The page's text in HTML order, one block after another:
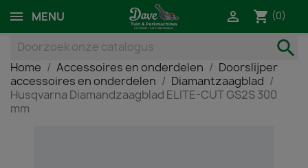
MENU  shopping_cart (0)
search
Home Accessoires en onderdelen
Doorslijper
accessoires en onderdelen
Diamantzaagblad
Husqvarna Diamandzaagblad ELITE-CUT GS2S 300
mm